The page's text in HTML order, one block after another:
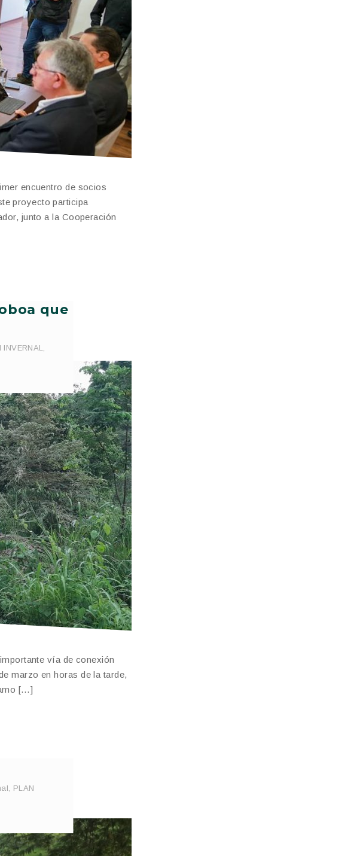
encuentro de socios
proyecto participa
junto a la Cooperación
que
INVERNAL
vía de conexión
marzo en horas de la tarde,
[…]
PLAN